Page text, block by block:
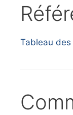
Tableau